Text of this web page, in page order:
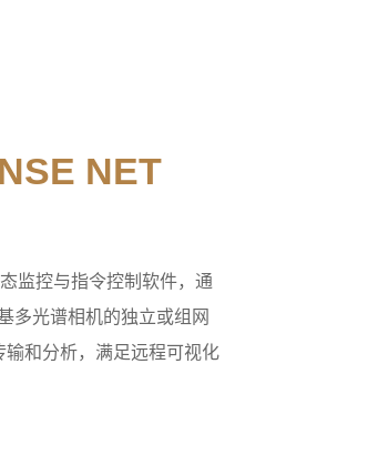
NET
监控与指令控制软件，通
多光谱相机的独立或组网
和分析，满足远程可视化